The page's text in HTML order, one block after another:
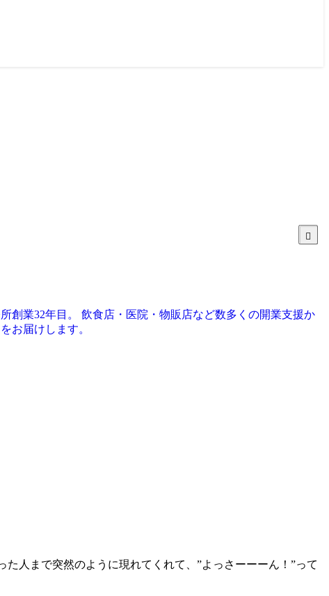
創業32年目。 飲食店・医院・物販店など数多くの開業支援か
お届けします。
人まで突然のように現れてくれて、”よっさーーーん！”って